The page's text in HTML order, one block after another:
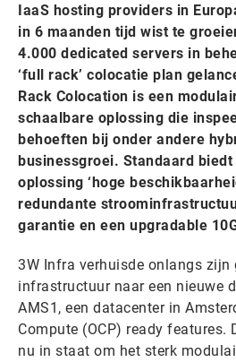
IaaS hosting providers in
in 6 maanden tijd wist te
4.000 dedicated servers in
‘full rack’ colocatie plan
Rack Colocation is een
schaalbare oplossing die
behoeften bij onder andere
businessgroei. Standaard
oplossing ‘hoge
redundante
garantie en een upgradable
3W Infra verhuisde onlangs zijn
infrastructuur naar een nieuwe
AMS1, een datacenter in
Compute (OCP) ready features.
nu in staat om het sterk